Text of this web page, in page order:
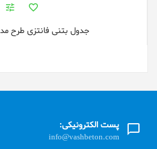
جدول بتنی فانتزی طرح
پست الکترونیکی:
info@vashbeton.com